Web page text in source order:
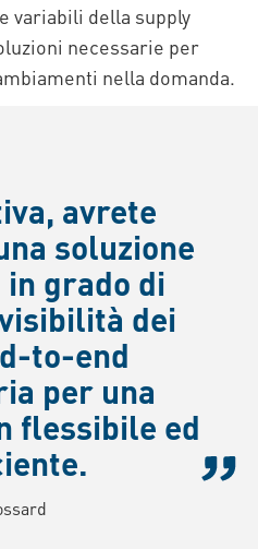
variabili della supply
necessarie per
nella domanda.
avrete
soluzione
grado di
dei
to-end
per una
flessibile ed